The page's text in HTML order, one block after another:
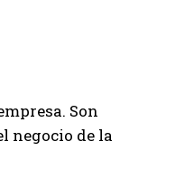
Son
negocio de la